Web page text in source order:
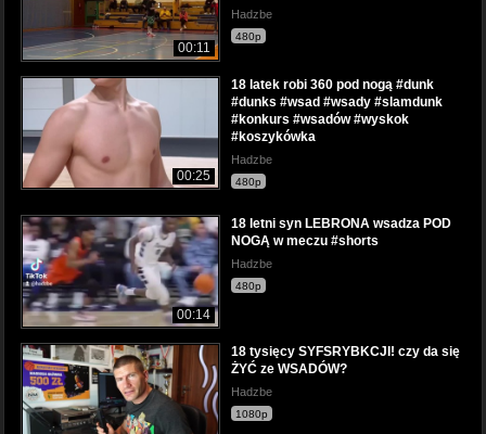
00:11
Hadzbe
480p
00:25
18 latek robi 360 pod nogą #dunk
#dunks #wsad #wsady #slamdunk
#konkurs #wsadów #wyskok
#koszykówka
Hadzbe
480p
00:14
18 letni syn LEBRONA wsadza POD
NOGĄ w meczu #shorts
Hadzbe
480p
18 tysięcy SYFSRYBKCJI! czy da się
ŻYĆ ze WSADÓW?
Hadzbe
1080p